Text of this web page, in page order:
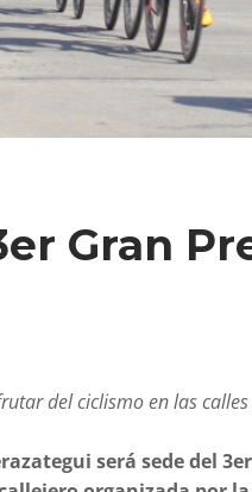
Gran
del ciclismo en las
será sede del